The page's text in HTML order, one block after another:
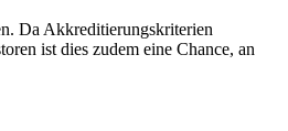
Da Akkreditierungskriterien
ist dies zudem eine Chance, an